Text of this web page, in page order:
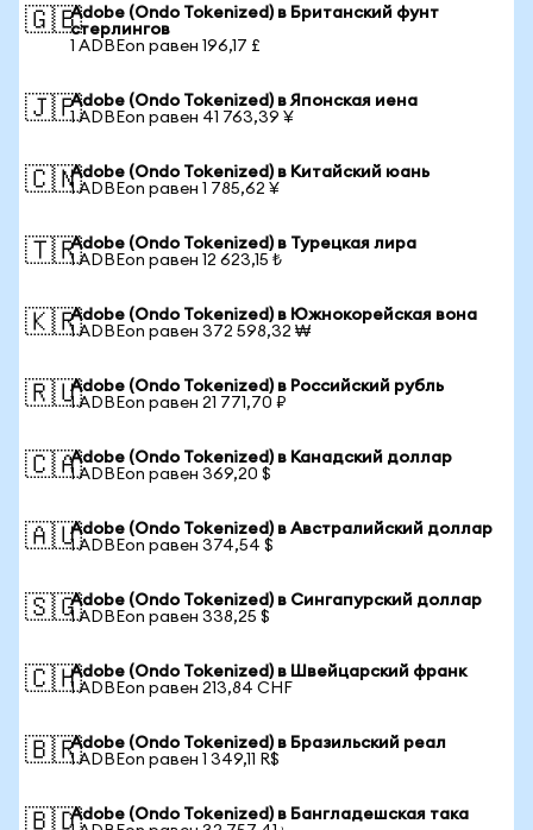
🇬🇧Adobe (Ondo Tokenized) в Британский фунт
стерлингов
1 ADBEon равен 196,17 £
🇯🇵Adobe (Ondo Tokenized) в Японская иена
1 ADBEon равен 41 763,39 ¥
🇨🇳Adobe (Ondo Tokenized) в Китайский юань
1 ADBEon равен 1 785,62 ¥
🇹🇷Adobe (Ondo Tokenized) в Турецкая лира
1 ADBEon равен 12 623,15 ₺
🇰🇷Adobe (Ondo Tokenized) в Южнокорейская вона
1 ADBEon равен 372 598,32 ₩
🇷🇺Adobe (Ondo Tokenized) в Российский рубль
1 ADBEon равен 21 771,70 ₽
🇨🇦Adobe (Ondo Tokenized) в Канадский доллар
1 ADBEon равен 369,20 $
🇦🇺Adobe (Ondo Tokenized) в Австралийский доллар
1 ADBEon равен 374,54 $
🇸🇬Adobe (Ondo Tokenized) в Сингапурский доллар
1 ADBEon равен 338,25 $
🇨🇭Adobe (Ondo Tokenized) в Швейцарский франк
1 ADBEon равен 213,84 CHF
🇧🇷Adobe (Ondo Tokenized) в Бразильский реал
1 ADBEon равен 1 349,11 R$
🇧🇩Adobe (Ondo Tokenized) в Бангладешская така